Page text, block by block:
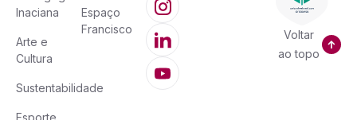
Inaciana
Arte e
Cultura
Sustentabilidade
Esporte
Espaço
Francisco
Voltar
ao topo